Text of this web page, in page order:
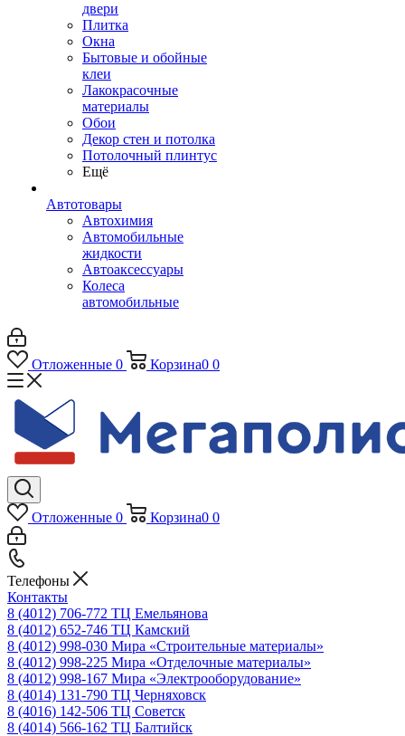
двери
Плитка
Окна
Бытовые и обойные
клеи
Лакокрасочные
материалы
Обои
Декор стен и потолка
Потолочный плинтус
Ещё
Автотовары
Автохимия
Автомобильные
жидкости
Автоаксессуары
Колеса
автомобильные
Отложенные 0 Корзина0 0
Отложенные 0 Корзина0 0
Телефоны
Контакты
8 (4012) 706-772 ТЦ Емельянова
8 (4012) 652-746 ТЦ Камский
8 (4012) 998-030 Мира «Строительные материалы»
8 (4012) 998-225 Мира «Отделочные материалы»
8 (4012) 998-167 Мира «Электрооборудование»
8 (4014) 131-790 ТЦ Черняховск
8 (4016) 142-506 ТЦ Советск
8 (4014) 566-162 ТЦ Балтийск